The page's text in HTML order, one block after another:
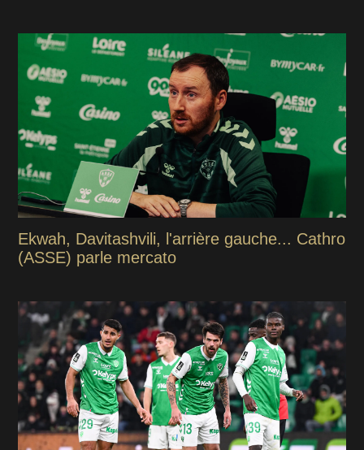
Ekwah, Davitashvili, l'arrière gauche... Cathro
(ASSE) parle mercato